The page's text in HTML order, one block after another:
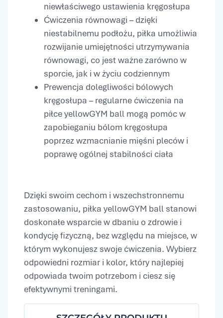
niewłaściwego ustawienia kręgosłupa
Ćwiczenia równowagi – dzięki
niestabilnemu podłożu, piłka umożliwia
rozwijanie umiejętności utrzymywania
równowagi, co jest ważne zarówno w
sporcie, jak i w życiu codziennym
Prewencja dolegliwości bólowych
kręgosłupa – regularne ćwiczenia na
piłce yellowGYM ball mogą pomóc w
zapobieganiu bólom kręgosłupa
poprzez wzmacnianie mięśni pleców i
poprawę ogólnej stabilności ciała
Dzięki swoim cechom i wszechstronnemu
zastosowaniu, piłka yellowGYM ball stanowi
doskonałe wsparcie w dbaniu o zdrowie i
kondycję fizyczną, bez względu na miejsce, w
którym wykonujesz swoje ćwiczenia. Wybierz
odpowiedni rozmiar i kolor, który najlepiej
odpowiada twoim potrzebom i ciesz się
efektywnymi treningami.